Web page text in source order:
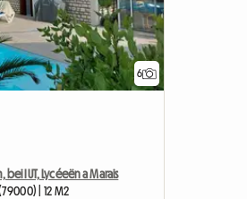
6
IUT, Lycéeën a Marais
| 12 M2